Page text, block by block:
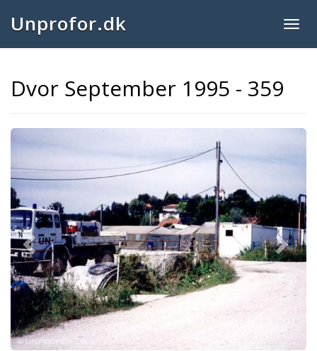
Unprofor.dk
Dvor September 1995 - 359
Previous